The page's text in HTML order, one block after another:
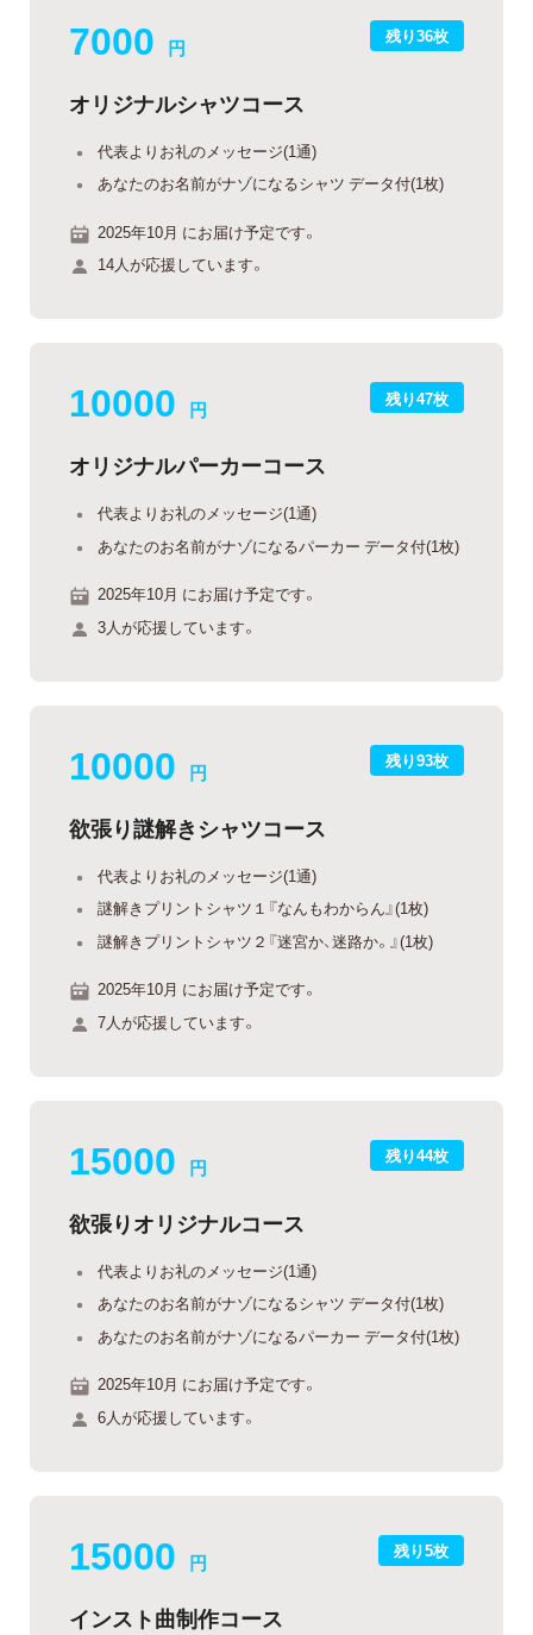
残り36枚
7000 円
オリジナルシャツコース
代表よりお礼のメッセージ(1通)
あなたのお名前がナゾになるシャツ データ付(1枚)
2025年10月 にお届け予定です。
14人が応援しています。
残り47枚
10000 円
オリジナルパーカーコース
代表よりお礼のメッセージ(1通)
あなたのお名前がナゾになるパーカー データ付(1枚)
2025年10月 にお届け予定です。
3人が応援しています。
残り93枚
10000 円
欲張り謎解きシャツコース
代表よりお礼のメッセージ(1通)
謎解きプリントシャツ１『なんもわからん』(1枚)
謎解きプリントシャツ２『迷宮か、迷路か。』(1枚)
2025年10月 にお届け予定です。
7人が応援しています。
残り44枚
15000 円
欲張りオリジナルコース
代表よりお礼のメッセージ(1通)
あなたのお名前がナゾになるシャツ データ付(1枚)
あなたのお名前がナゾになるパーカー データ付(1枚)
2025年10月 にお届け予定です。
6人が応援しています。
残り5枚
15000 円
インスト曲制作コース